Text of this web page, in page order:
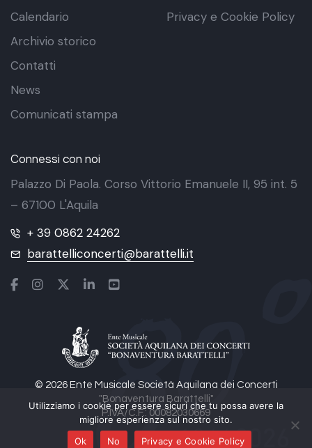
© 2026 Ente Musicale Società Aquilana dei Concerti
"Bonaventura Barattelli"
P.IVA/C.F.: 00082030669
Calendario
Archivio storico
Contatti
News
Comunicati stampa
Privacy e Cookie Policy
Connessi con noi
Palazzo Di Paola. Corso Vittorio Emanuele II, 95 int. 5
– 67100 L'Aquila
+ 39 0862 24262
barattelliconcerti@barattelli.it
Utilizziamo i cookie per essere sicuri che tu possa avere la
migliore esperienza sul nostro sito.
Ok
No Privacy e Cookie Policy